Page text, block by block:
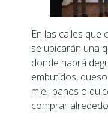
En las calles
se ubicarán una
donde habrá
embutidos,
miel, panes o
comprar